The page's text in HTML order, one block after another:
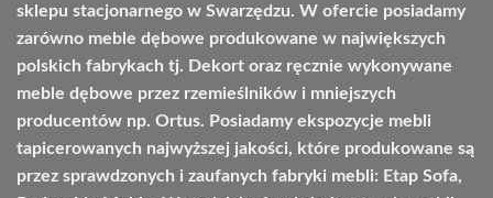
sklepu stacjonarnego w Swarzędzu. W ofercie posiadamy
zarówno meble dębowe produkowane w największych
polskich fabrykach tj. Dekort oraz ręcznie wykonywane
meble dębowe przez rzemieślników i mniejszych
producentów np. Ortus. Posiadamy ekspozycje mebli
tapicerowanych najwyższej jakości, które produkowane są
przez sprawdzonych i zaufanych fabryki mebli: Etap Sofa,